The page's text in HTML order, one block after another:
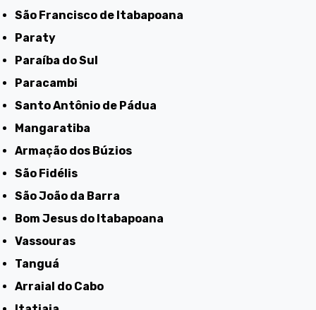
São Francisco de Itabapoana
Paraty
Paraíba do Sul
Paracambi
Santo Antônio de Pádua
Mangaratiba
Armação dos Búzios
São Fidélis
São João da Barra
Bom Jesus do Itabapoana
Vassouras
Tanguá
Arraial do Cabo